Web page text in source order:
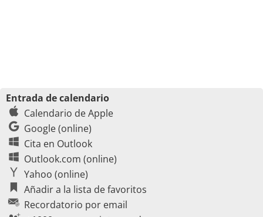
Entrada de calendario
Calendario de Apple
Google (online)
Cita en Outlook
Outlook.com (online)
Yahoo (online)
Añadir a la lista de favoritos
Recordatorio por email